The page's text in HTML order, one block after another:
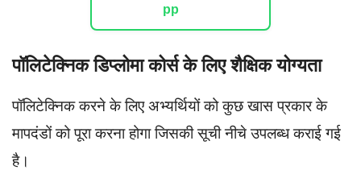
पॉलिटेक्निक डिप्लोमा कोर्स के लिए शैक्षिक योग्यता
पॉलिटेक्निक करने के लिए अभ्यर्थियों को कुछ खास प्रकार के
मापदंडों को पूरा करना होगा जिसकी सूची नीचे उपलब्ध कराई गई
है।